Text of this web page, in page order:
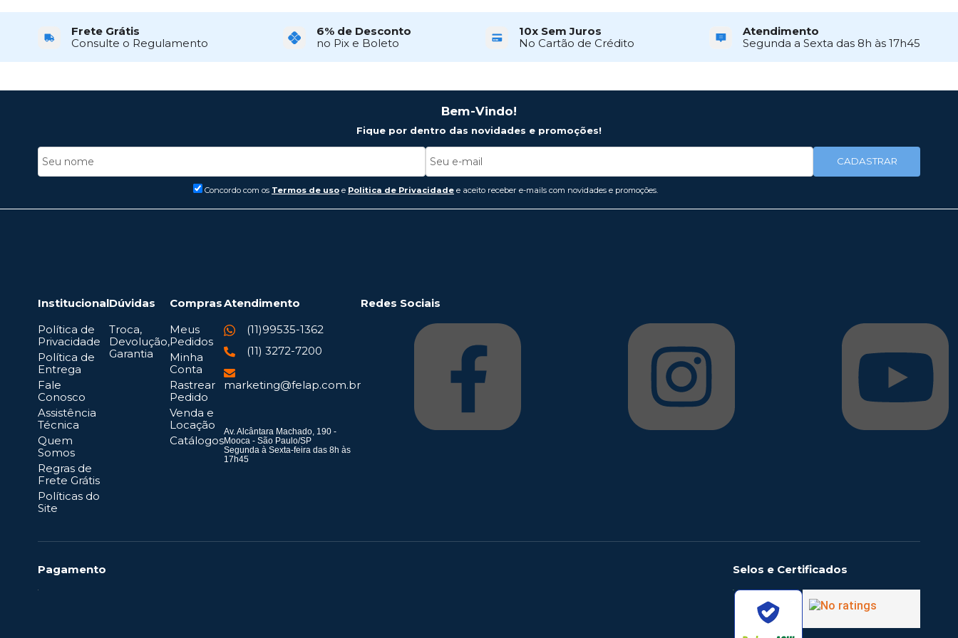
Frete Grátis
Consulte o Regulamento
6% de Desconto
no Pix e Boleto
10x Sem Juros
No Cartão de Crédito
Atendimento
Segunda a Sexta das 8h às 17h45
Bem-Vindo!
Fique por dentro das novidades e promoções!
Concordo com os Termos de uso e Politica de Privacidade e aceito receber e-mails com novidades e promoções.
CADASTRAR
Institucional
Política de
Privacidade
Política de
Entrega
Fale
Conosco
Assistência
Técnica
Quem
Somos
Regras de
Frete Grátis
Políticas do
Site
Dúvidas
Troca,
Devolução,
Garantia
Compras
Meus
Pedidos
Minha
Conta
Rastrear
Pedido
Venda e
Locação
Catálogos
Atendimento
(11)99535-1362
(11) 3272-7200
marketing@felap.com.br
Av. Alcântara Machado, 190 -
Mooca - São Paulo/SP
Segunda à Sexta-feira das 8h às
17h45
Redes Sociais
Pagamento Selos e Certificados